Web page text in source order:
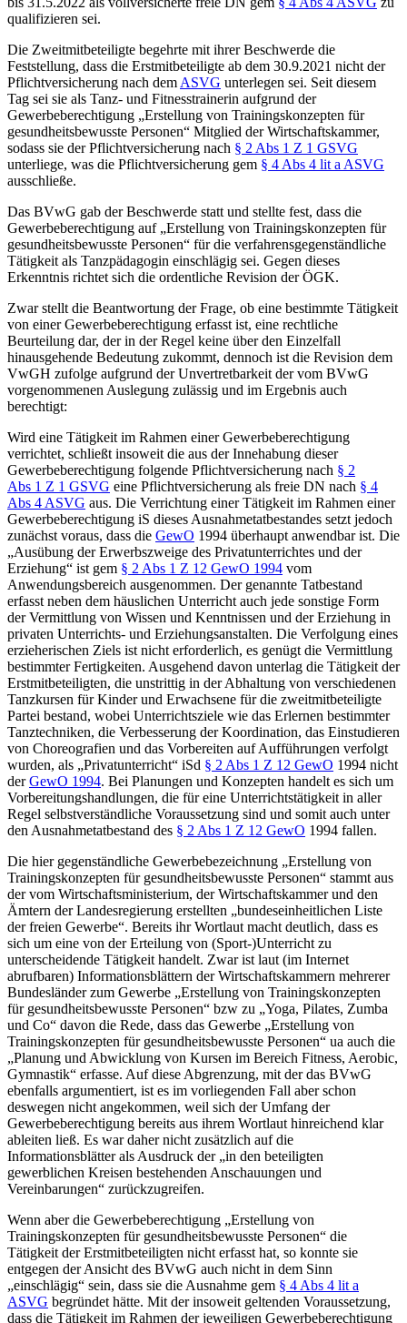
qualifizieren sei.
Die Zweitmitbeteiligte begehrte mit ihrer Beschwerde die
Feststellung, dass die Erstmitbeteiligte ab dem 30.9.2021 nicht der
Pflichtversicherung nach dem ASVG unterlegen sei. Seit diesem
Tag sei sie als Tanz- und Fitnesstrainerin aufgrund der
Gewerbeberechtigung „Erstellung von Trainingskonzepten für
gesundheitsbewusste Personen“ Mitglied der Wirtschaftskammer,
sodass sie der Pflichtversicherung nach § 2 Abs 1 Z 1 GSVG
unterliege, was die Pflichtversicherung gem § 4 Abs 4 lit a ASVG
ausschließe.
Das BVwG gab der Beschwerde statt und stellte fest, dass die
Gewerbeberechtigung auf „Erstellung von Trainingskonzepten für
gesundheitsbewusste Personen“ für die verfahrensgegenständliche
Tätigkeit als Tanzpädagogin einschlägig sei. Gegen dieses
Erkenntnis richtet sich die ordentliche Revision der ÖGK.
Zwar stellt die Beantwortung der Frage, ob eine bestimmte Tätigkeit
von einer Gewerbeberechtigung erfasst ist, eine rechtliche
Beurteilung dar, der in der Regel keine über den Einzelfall
hinausgehende Bedeutung zukommt, dennoch ist die Revision dem
VwGH zufolge aufgrund der Unvertretbarkeit der vom BVwG
vorgenommenen Auslegung zulässig und im Ergebnis auch
berechtigt:
Wird eine Tätigkeit im Rahmen einer Gewerbeberechtigung
verrichtet, schließt insoweit die aus der Innehabung dieser
Gewerbeberechtigung folgende Pflichtversicherung nach § 2
Abs 1 Z 1 GSVG eine Pflichtversicherung als freie DN nach § 4
Abs 4 ASVG aus. Die Verrichtung einer Tätigkeit im Rahmen einer
Gewerbeberechtigung iS dieses Ausnahmetatbestandes setzt jedoch
zunächst voraus, dass die GewO 1994 überhaupt anwendbar ist. Die
„Ausübung der Erwerbszweige des Privatunterrichtes und der
Erziehung“ ist gem § 2 Abs 1 Z 12 GewO 1994 vom
Anwendungsbereich ausgenommen. Der genannte Tatbestand
erfasst neben dem häuslichen Unterricht auch jede sonstige Form
der Vermittlung von Wissen und Kenntnissen und der Erziehung in
privaten Unterrichts- und Erziehungsanstalten. Die Verfolgung eines
erzieherischen Ziels ist nicht erforderlich, es genügt die Vermittlung
bestimmter Fertigkeiten. Ausgehend davon unterlag die Tätigkeit der
Erstmitbeteiligten, die unstrittig in der Abhaltung von verschiedenen
Tanzkursen für Kinder und Erwachsene für die zweitmitbeteiligte
Partei bestand, wobei Unterrichtsziele wie das Erlernen bestimmter
Tanztechniken, die Verbesserung der Koordination, das Einstudieren
von Choreografien und das Vorbereiten auf Aufführungen verfolgt
wurden, als „Privatunterricht“ iSd § 2 Abs 1 Z 12 GewO 1994 nicht
derGewO 1994. Bei Planungen und Konzepten handelt es sich um
Vorbereitungshandlungen, die für eine Unterrichtstätigkeit in aller
Regel selbstverständliche Voraussetzung sind und somit auch unter
den Ausnahmetatbestand des § 2 Abs 1 Z 12 GewO 1994 fallen.
Die hier gegenständliche Gewerbebezeichnung „Erstellung von
Trainingskonzepten für gesundheitsbewusste Personen“ stammt aus
der vom Wirtschaftsministerium, der Wirtschaftskammer und den
Ämtern der Landesregierung erstellten „bundeseinheitlichen Liste
der freien Gewerbe“. Bereits ihr Wortlaut macht deutlich, dass es
sich um eine von der Erteilung von (Sport-)Unterricht zu
unterscheidende Tätigkeit handelt. Zwar ist laut (im Internet
abrufbaren) Informationsblättern der Wirtschaftskammern mehrerer
Bundesländer zum Gewerbe „Erstellung von Trainingskonzepten
für gesundheitsbewusste Personen“ bzw zu „Yoga, Pilates, Zumba
und Co“ davon die Rede, dass das Gewerbe „Erstellung von
Trainingskonzepten für gesundheitsbewusste Personen“ ua auch die
„Planung und Abwicklung von Kursen im Bereich Fitness, Aerobic,
Gymnastik“ erfasse. Auf diese Abgrenzung, mit der das BVwG
ebenfalls argumentiert, ist es im vorliegenden Fall aber schon
deswegen nicht angekommen, weil sich der Umfang der
Gewerbeberechtigung bereits aus ihrem Wortlaut hinreichend klar
ableiten ließ. Es war daher nicht zusätzlich auf die
Informationsblätter als Ausdruck der „in den beteiligten
gewerblichen Kreisen bestehenden Anschauungen und
Vereinbarungen“ zurückzugreifen.
Wenn aber die Gewerbeberechtigung „Erstellung von
Trainingskonzepten für gesundheitsbewusste Personen“ die
Tätigkeit der Erstmitbeteiligten nicht erfasst hat, so konnte sie
entgegen der Ansicht des BVwG auch nicht in dem Sinn
„einschlägig“ sein, dass sie die Ausnahme gem § 4 Abs 4 lit a
ASVG begründet hätte. Mit der insoweit geltenden Voraussetzung,
dass die Tätigkeit im Rahmen der jeweiligen Gewerbeberechtigung